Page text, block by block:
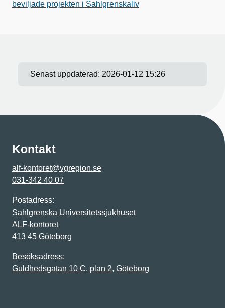
beviljade projekten i Sahlgrenskaliv
Senast uppdaterad: 2026-01-12 15:26
Kontakt
alf-kontoret@vgregion.se
031-342 40 07
Postadress:
Sahlgrenska Universitetssjukhuset
ALF-kontoret
413 45 Göteborg
Besöksadress:
Guldhedsgatan 10 C, plan 2, Göteborg